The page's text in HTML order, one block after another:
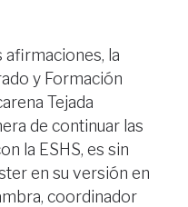
afirmaciones, la
y Formación
Tejada
de continuar las
la ESHS, es sin
en su versión en
coordinador